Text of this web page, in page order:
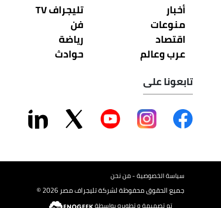
أخبار
منوعات
اقتصاد
عرب وعالم
تليجراف TV
فن
رياضة
حوادث
تابعونا على
سياسة الخصوصية - من نحن
جميع الحقوق محفوظة لشركة تليجراف مصر 2026 ©
تم تصميمة و تطويره بواسطة